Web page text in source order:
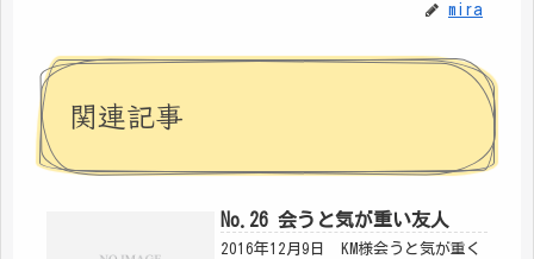
mira
関連記事
No.26 会うと気が重い友人
2016年12月9日 KM様会うと気が重く